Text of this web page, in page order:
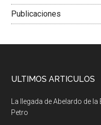
Publicaciones
ULTIMOS ARTICULOS
La llegada de Abelardo de
Petro